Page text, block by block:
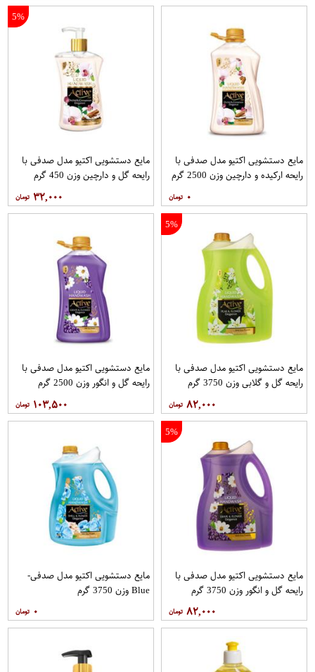
مایع دستشویی اکتیو مدل صدفی با
رایحه ارکیده و دارچین وزن 2500 گرم
۰
5%
مایع دستشویی اکتیو مدل صدفی با
رایحه گل و دارچین وزن 450 گرم
۳۲,۰۰۰
5%
مایع دستشویی اکتیو مدل صدفی با
رایحه گل و گلابی وزن 3750 گرم
۸۲,۰۰۰
مایع دستشویی اکتیو مدل صدفی با
رایحه گل و انگور وزن 2500 گرم
۱۰۳,۵۰۰
5%
مایع دستشویی اکتیو مدل صدفی با
رایحه گل و انگور وزن 3750 گرم
۸۲,۰۰۰
مایع دستشویی اکتیو مدل صدفی-
Blue وزن 3750 گرم
۰